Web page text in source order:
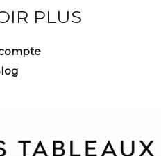
PLUS